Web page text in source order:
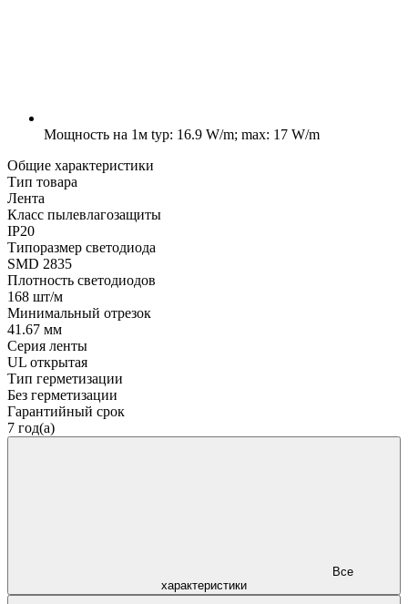
Мощность на 1м typ: 16.9 W/m; max: 17 W/m
Общие характеристики
Тип товара
Лента
Класс пылевлагозащиты
IP20
Типоразмер светодиода
SMD 2835
Плотность светодиодов
168 шт/м
Минимальный отрезок
41.67 мм
Серия ленты
UL открытая
Тип герметизации
Без герметизации
Гарантийный срок
7 год(а)
характеристики